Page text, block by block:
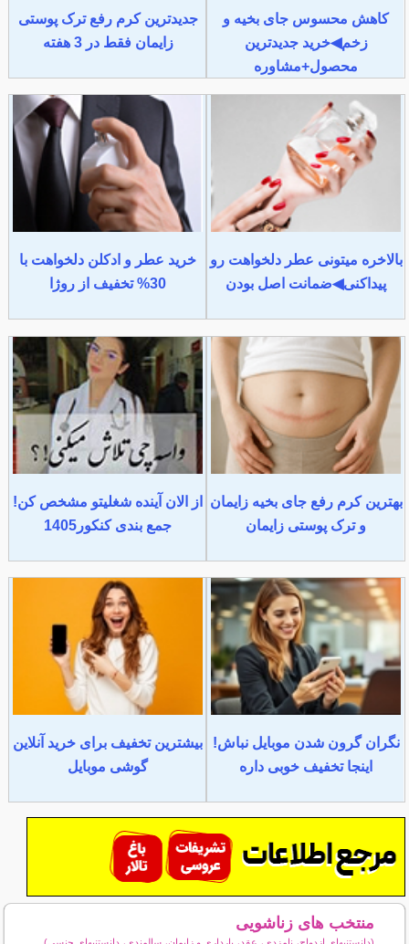
کاهش محسوس جای بخیه و
زخم◀خرید جدیدترین
محصول+مشاوره
جدیدترین کرم رفع ترک پوستی
زایمان فقط در 3 هفته
بالاخره میتونی عطر دلخواهت رو
پیداکنی◀ضمانت اصل بودن
خرید عطر و ادکلن دلخواهت با
30% تخفیف از روژا
بهترین کرم رفع جای بخیه زایمان
و ترک پوستی زایمان
از الان آینده شغلیتو مشخص کن!
جمع بندی کنکور1405
نگران گرون شدن موبایل نباش!
اینجا تخفیف خوبی داره
بیشترین تخفیف برای خرید آنلاین
گوشی موبایل
منتخب های زناشویی